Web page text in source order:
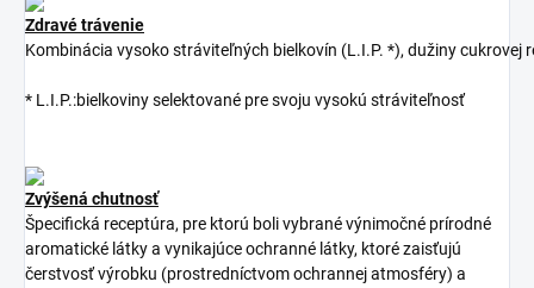
Zdravé trávenie
Kombinácia vysokostráviteľných bielkovín (L.I.P. *), dužinycukrovej
* L.I.P.:bielkoviny selektované pre svoju vysokú stráviteľnosť
Zvýšená chutnosť
Špecifická receptúra, pre ktorú boli vybrané výnimočné prírodné
aromatické látky a vynikajúce ochranné látky, ktoré zaisťujú
čerstvosť výrobku (prostredníctvom ochrannej atmosféry) a